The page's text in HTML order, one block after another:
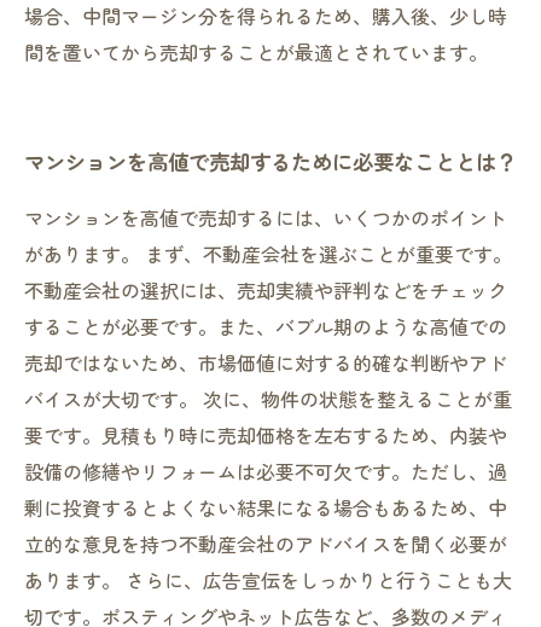
場合、中間マージン分を得られるため、購入後、少し時
間を置いてから売却することが最適とされています。
マンションを高値で売却するために必要なこととは？
マンションを高値で売却するには、いくつかのポイント
があります。 まず、不動産会社を選ぶことが重要です。
不動産会社の選択には、売却実績や評判などをチェック
することが必要です。また、バブル期のような高値での
売却ではないため、市場価値に対する的確な判断やアド
バイスが大切です。 次に、物件の状態を整えることが重
要です。見積もり時に売却価格を左右するため、内装や
設備の修繕やリフォームは必要不可欠です。ただし、過
剰に投資するとよくない結果になる場合もあるため、中
立的な意見を持つ不動産会社のアドバイスを聞く必要が
あります。 さらに、広告宣伝をしっかりと行うことも大
切です。ポスティングやネット広告など、多数のメディ